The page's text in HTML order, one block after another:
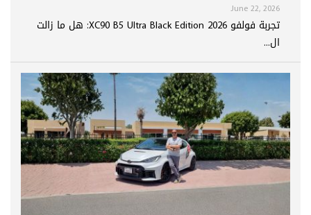
June 22, 2026
تجربة فولفو XC90 B5 Ultra Black Edition 2026: هل ما زالت
ال...